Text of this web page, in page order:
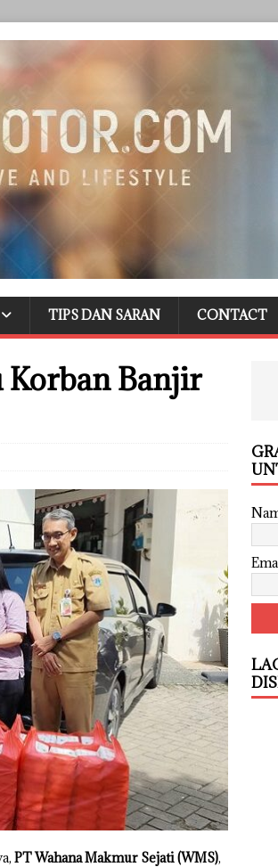
TIPS DAN SARAN CONTACT
Korban Banjir
PT Wahana Makmur Sejati (WMS),